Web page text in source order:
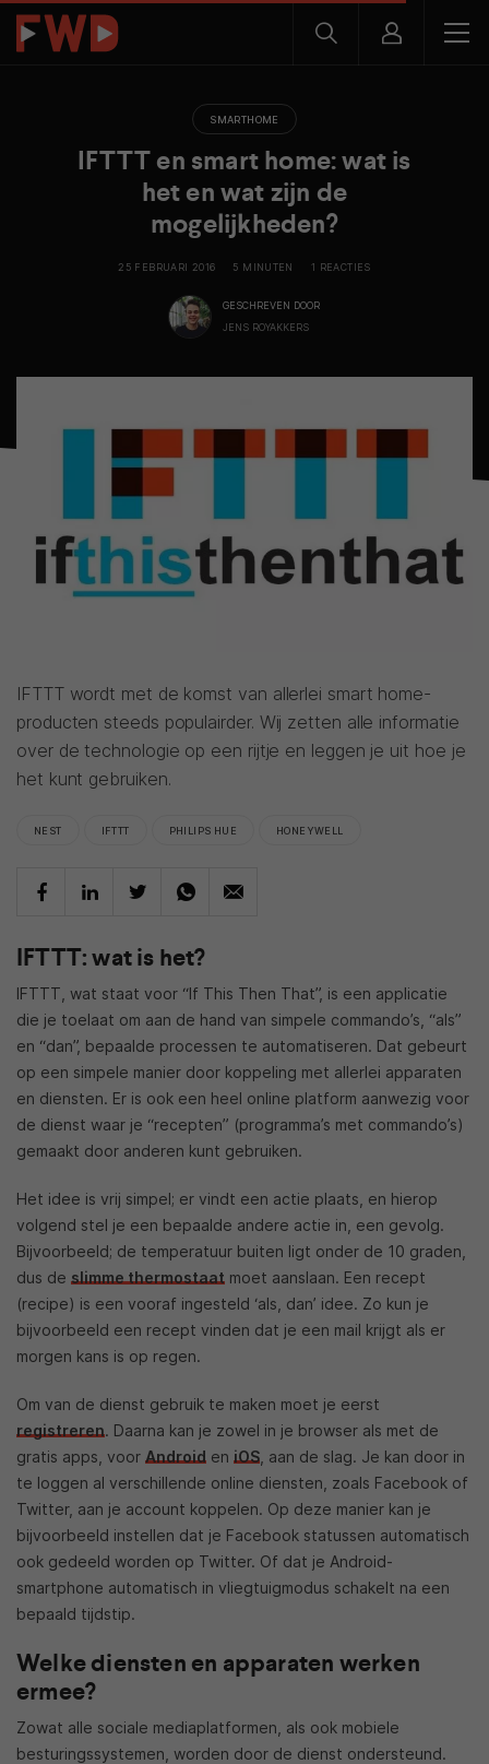
SMARTHOME
IFTTT en smart home: wat is
het en wat zijn de
mogelijkheden?
25 FEBRUARI 2016 5 MINUTEN 1 REACTIES
GESCHREVEN DOOR
JENS ROYAKKERS
IFTTT wordt met de komst van allerlei smart home-
producten steeds populairder. Wij zetten alle informatie
over de technologie op een rijtje en leggen je uit hoe je
het kunt gebruiken.
NEST IFTTT PHILIPS HUE HONEYWELL
IFTTT: wat is het?
IFTTT, wat staat voor “If This Then That”, is een applicatie
die je toelaat om aan de hand van simpele commando’s, “als”
en “dan”, bepaalde processen te automatiseren. Dat gebeurt
op een simpele manier door koppeling met allerlei apparaten
en diensten. Er is ook een heel online platform aanwezig voor
de dienst waar je “recepten” (programma’s met commando’s)
gemaakt door anderen kunt gebruiken.
Het idee is vrij simpel; er vindt een actie plaats, en hierop
volgend stel je een bepaalde andere actie in, een gevolg.
Bijvoorbeeld; de temperatuur buiten ligt onder de 10 graden,
dus de slimme thermostaat moet aanslaan. Een recept
(recipe) is een vooraf ingesteld ‘als, dan’ idee. Zo kun je
bijvoorbeeld een recept vinden dat je een mail krijgt als er
morgen kans is op regen.
Om van de dienst gebruik te maken moet je eerst
registreren. Daarna kan je zowel in je browser als met de
gratis apps, voor Android en iOS , aan de slag. Je kan door in
te loggen al verschillende online diensten, zoals Facebook of
Twitter, aan je account koppelen. Op deze manier kan je
bijvoorbeeld instellen dat je Facebook statussen automatisch
ook gedeeld worden op Twitter. Of dat je Android-
smartphone automatisch in vliegtuigmodus schakelt na een
bepaald tijdstip.
Welke diensten en apparaten werken
ermee?
Zowat alle sociale mediaplatformen, als ook mobiele
besturingssystemen, worden door de dienst ondersteund.